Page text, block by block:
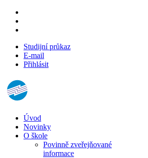
Studijní průkaz
E-mail
Přihlásit
Úvod
Novinky
O škole
Povinně zveřejňované
informace